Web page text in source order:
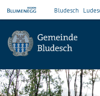
Bludesch